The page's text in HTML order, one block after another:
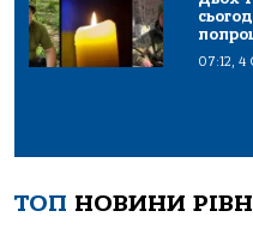
07:12, 4
ТОП НОВИНИ